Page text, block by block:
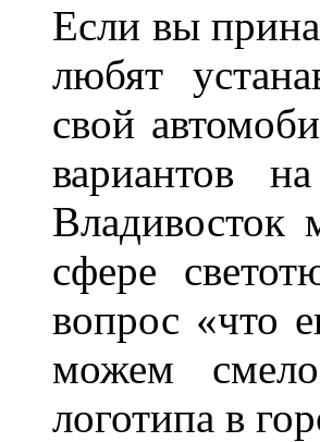
Если вы
любят
свой
вариантов
Владивосток
сфере
вопрос «что
можем смело
логотипа в